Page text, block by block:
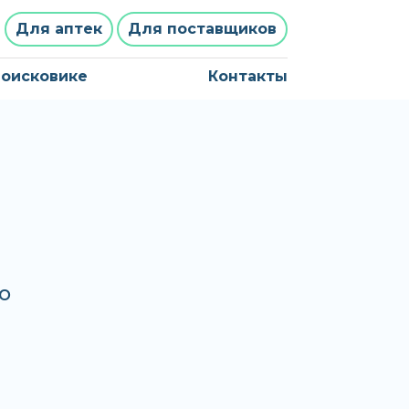
Для аптек Для поставщиков
Контакты